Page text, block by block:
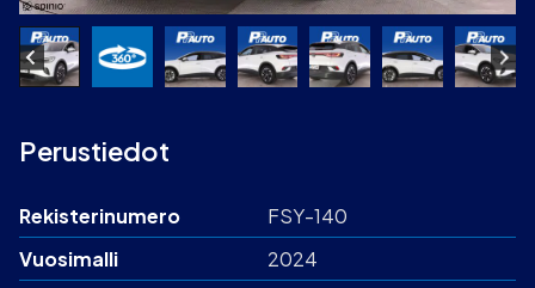
Perustiedot
Rekisterinumero
FSY-140
Vuosimalli
2024